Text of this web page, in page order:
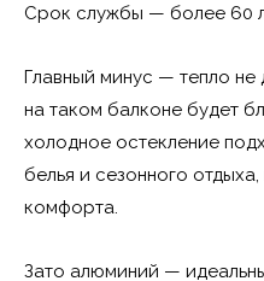
Срок службы — более 60
Главный минус — тепло
на таком балконе будет
холодное остекление
белья и сезонного
комфорта.
Зато алюминий —